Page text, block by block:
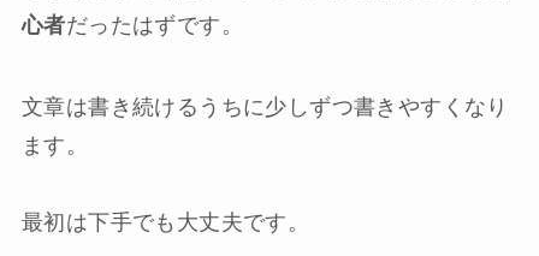
心者だったはずです。
文章は書き続けるうちに少しずつ書きやすくなり
ます。
最初は下手でも大丈夫です。